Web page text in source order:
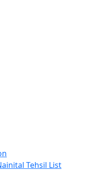
Tehsil List